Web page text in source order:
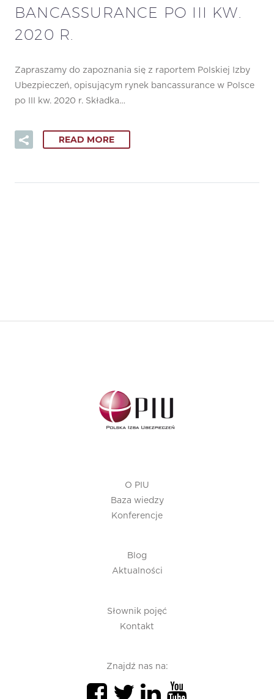
BANCASSURANCE PO III KW.
2020 R.
Zapraszamy do zapoznania się z raportem Polskiej Izby
Ubezpieczeń, opisującym rynek bancassurance w Polsce
po III kw. 2020 r. Składka…
READ MORE
O PIU
Baza wiedzy
Konferencje
Blog
Aktualności
Słownik pojęć
Kontakt
Znajdź nas na: